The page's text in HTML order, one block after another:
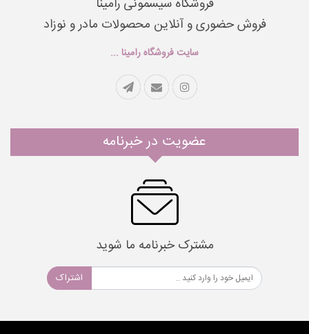
فروشگاه سیسمونی رامینا
فروش حضوری و آنلاین محصولات مادر و نوزاد
سایت فروشگاه رامینا ...
عضویت در خبرنامه
مشترک خبرنامه ما شوید
اشتراک